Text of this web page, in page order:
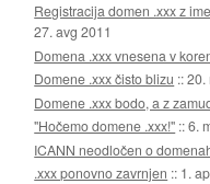
Registracija domen .xxx z
27. avg 2011
Domena .xxx vnesena v
Domene .xxx čisto blizu ::20.
Domene .xxx bodo, a z
"Hočemo domene .xxx!" ::6.
ICANN neodločen o
.xxx ponovno zavrnjen :: 1.